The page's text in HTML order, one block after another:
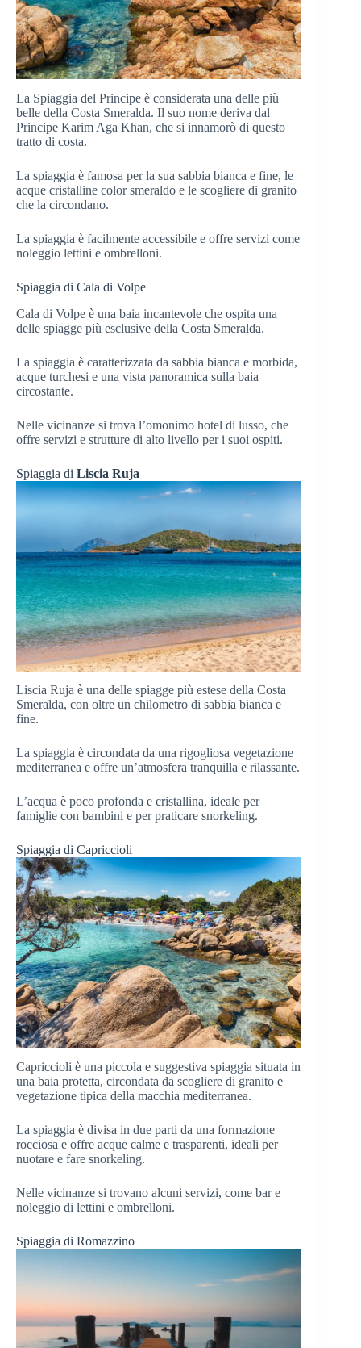
La Spiaggia del Principe è considerata una delle più
belle della Costa Smeralda. Il suo nome deriva dal
Principe Karim Aga Khan, che si innamorò di questo
tratto di costa.
La spiaggia è famosa per la sua sabbia bianca e fine, le
acque cristalline color smeraldo e le scogliere di granito
che la circondano.
La spiaggia è facilmente accessibile e offre servizi come
noleggio lettini e ombrelloni.
Spiaggia di Cala di Volpe
Cala di Volpe è una baia incantevole che ospita una
delle spiagge più esclusive della Costa Smeralda.
La spiaggia è caratterizzata da sabbia bianca e morbida,
acque turchesi e una vista panoramica sulla baia
circostante.
Nelle vicinanze si trova l’omonimo hotel di lusso, che
offre servizi e strutture di alto livello per i suoi ospiti.
Spiaggia di Liscia Ruja
Liscia Ruja è una delle spiagge più estese della Costa
Smeralda, con oltre un chilometro di sabbia bianca e
fine.
La spiaggia è circondata da una rigogliosa vegetazione
mediterranea e offre un’atmosfera tranquilla e rilassante.
L’acqua è poco profonda e cristallina, ideale per
famiglie con bambini e per praticare snorkeling.
Spiaggia di Capriccioli
Capriccioli è una piccola e suggestiva spiaggia situata in
una baia protetta, circondata da scogliere di granito e
vegetazione tipica della macchia mediterranea.
La spiaggia è divisa in due parti da una formazione
rocciosa e offre acque calme e trasparenti, ideali per
nuotare e fare snorkeling.
Nelle vicinanze si trovano alcuni servizi, come bar e
noleggio di lettini e ombrelloni.
Spiaggia di Romazzino